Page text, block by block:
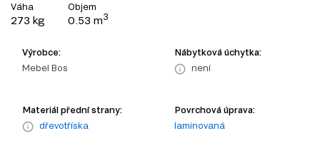
Váha
273 kg
Objem
0.53 m3
Výrobce:
Mebel Bos
Nábytková úchytka:
není
Materiál přední strany:
dřevotříska
Povrchová úprava:
laminovaná